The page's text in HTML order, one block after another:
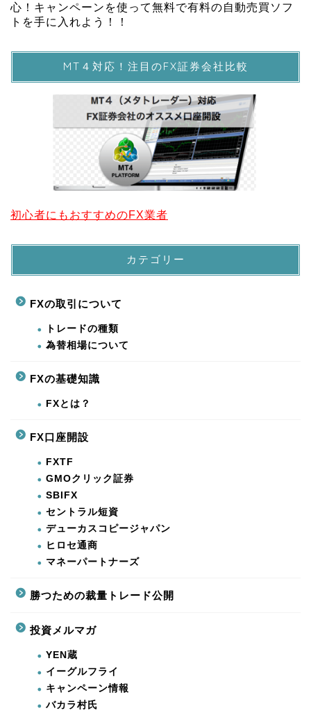
心！キャンペーンを使って無料で有料の自動売買ソフ
トを手に入れよう！！
MT４対応！注目のFX証券会社比較
初心者にもおすすめのFX業者
カテゴリー
FXの取引について
トレードの種類
為替相場について
FXの基礎知識
FXとは？
FX口座開設
FXTF
GMOクリック証券
SBIFX
セントラル短資
デューカスコピージャパン
ヒロセ通商
マネーパートナーズ
勝つための裁量トレード公開
投資メルマガ
YEN蔵
イーグルフライ
キャンペーン情報
バカラ村氏